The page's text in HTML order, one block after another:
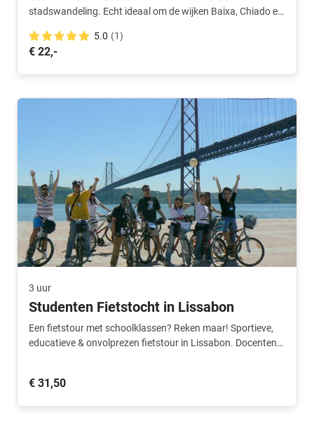
stadswandeling. Echt ideaal om de wijken Baixa, Chiado en
5.0 (1)
€ 22,-
3 uur
Studenten Fietstocht in Lissabon
Een fietstour met schoolklassen? Reken maar! Sportieve,
educatieve & onvolprezen fietstour in Lissabon. Docenten
€ 31,50